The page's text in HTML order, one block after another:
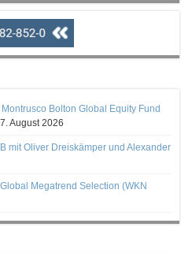
Bolton Global Equity Fund
7. August 2026
mit Oliver Dreiskämper und Alexander
Megatrend Selection (WKN